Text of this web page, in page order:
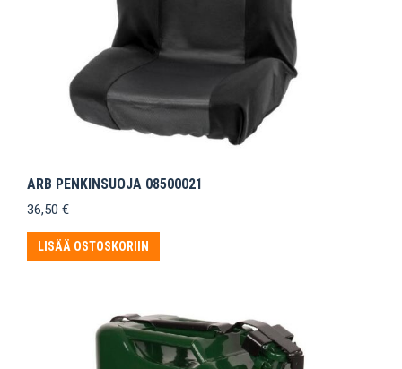
ARB PENKINSUOJA 08500021
36,50 €
LISÄÄ OSTOSKORIIN